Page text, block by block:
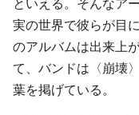
といえる。そんなア
実の世界で彼らが目
のアルバムは出来上
て、バンドは〈崩壊
葉を掲げている。